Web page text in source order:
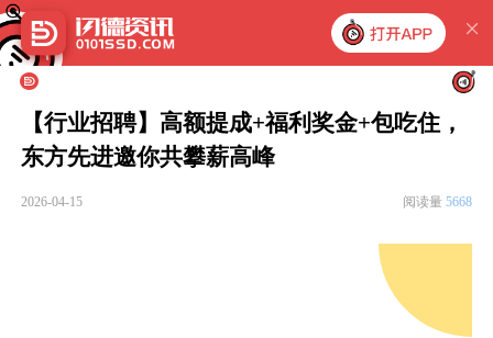
【行业招聘】高额提成+福利奖金+包吃住，
东方先进邀你共攀薪高峰
2026-04-15 阅读量 5668